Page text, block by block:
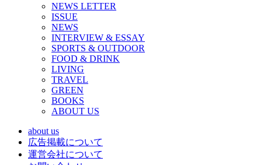
NEWS LETTER
ISSUE
NEWS
INTERVIEW & ESSAY
SPORTS & OUTDOOR
FOOD & DRINK
LIVING
TRAVEL
GREEN
BOOKS
ABOUT US
about us
広告掲載について
運営会社について